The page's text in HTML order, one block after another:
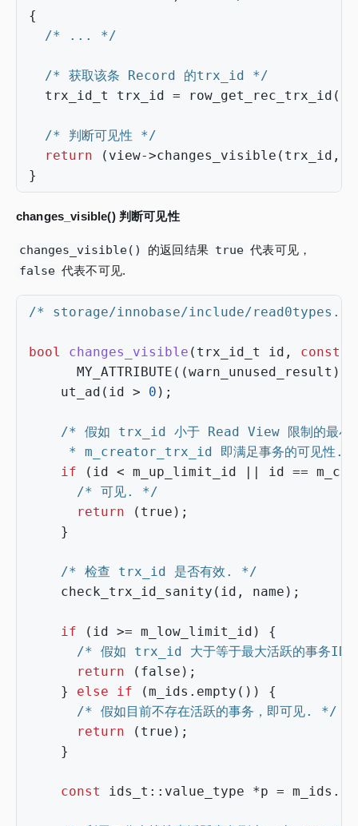
{
/* ... */
/* 获取该条 Record 的trx_id */
trx_id_t
trx_id = row_get_rec_trx_id (
/* 判断可见性 */
return
( view->changes_visible ( trx_id ,
}
changes_visible() 判断可见性
changes_visible() 的返回结果 true 代表可见，
false 代表不可见.
/* storage/innobase/include/
bool changes_visible ( trx_id_t id , const
MY_ATTRIBUTE ((warn_unused_result ))
ut_ad ( id > 0 );
* m_creator_trx_id 即满足事务的可见性.
if
( id < m_up_limit_id || id ==
/* 可见. */
return
( true );
}
/* 检查 trx_id 是否有效. */
check_trx_id_sanity ( id , name );
if ( id >= m_low_limit_id )
{
/* 假如 trx_id 大于等于最大活跃的事务
return
( false );
}
else if (m_ids . empty ())
{
/* 假如目前不存在活跃的事务，即可见. */
return
( true );
}
const ids_t :: value_type *p = m_ids .